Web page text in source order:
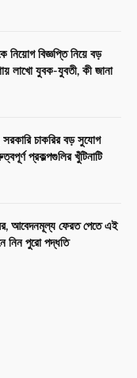
নিয়োগ বিজ্ঞপ্তি নিয়ে বড়
লাখো যুবক-যুবতী, কী জানা
চাকরির বড় সুযোগ
প্রকল্পগুলির খুঁটিনাটি
আবেদনমূল্য ফেরত পেতে এই
নিন পুরো পদ্ধতি